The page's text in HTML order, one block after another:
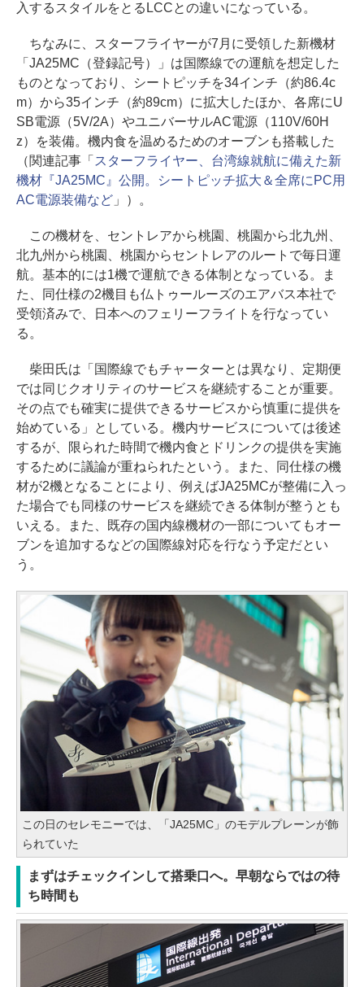
入するスタイルをとるLCCとの違いになっている。
ちなみに、スターフライヤーが7月に受領した新機材
「JA25MC（登録記号）」は国際線での運航を想定した
ものとなっており、シートピッチを34インチ（約86.4c
m）から35インチ（約89cm）に拡大したほか、各席にU
SB電源（5V/2A）やユニバーサルAC電源（110V/60H
z）を装備。機内食を温めるためのオーブンも搭載した
（関連記事「 スターフライヤー、台湾線就航に備えた新
機材『JA25MC』公開。シートピッチ拡大＆全席にPC用
AC電源装備など」）。
この機材を、セントレアから桃園、桃園から北九州、
北九州から桃園、桃園からセントレアのルートで毎日運
航。基本的には1機で運航できる体制となっている。ま
た、同仕様の2機目も仏トゥールーズのエアバス本社で
受領済みで、日本へのフェリーフライトを行なってい
る。
柴田氏は「国際線でもチャーターとは異なり、定期便
では同じクオリティのサービスを継続することが重要。
その点でも確実に提供できるサービスから慎重に提供を
始めている」としている。機内サービスについては後述
するが、限られた時間で機内食とドリンクの提供を実施
するために議論が重ねられたという。また、同仕様の機
材が2機となることにより、例えばJA25MCが整備に入っ
た場合でも同様のサービスを継続できる体制が整うとも
いえる。また、既存の国内線機材の一部についてもオー
ブンを追加するなどの国際線対応を行なう予定だとい
う。
この日のセレモニーでは、「JA25MC」のモデルプレーンが飾
られていた
まずはチェックインして搭乗口へ。早朝ならではの待
ち時間も